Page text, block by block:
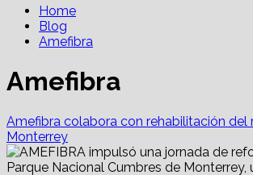
Home
Blog
Amefibra
Amefibra
Amefibra colabora con rehabilitación del
Monterrey